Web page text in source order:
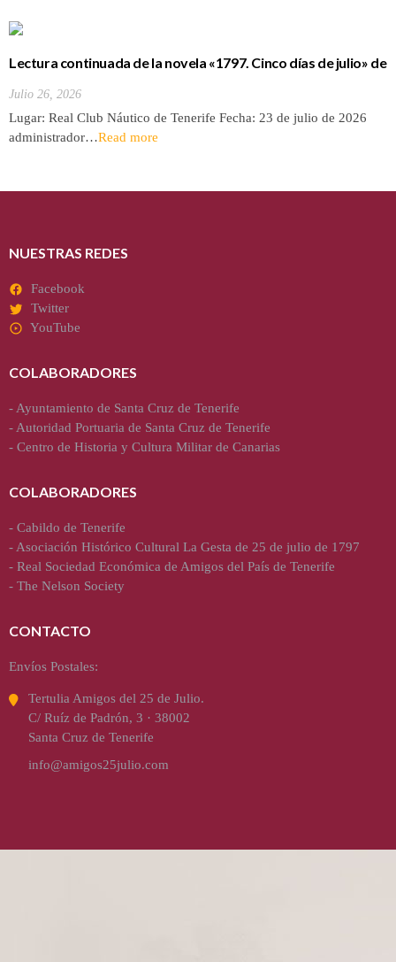
Lectura continuada de la novela «1797. Cinco días de julio» de
Julio 26, 2026
Lugar: Real Club Náutico de Tenerife Fecha: 23 de julio de 2026
administrador…Read more
NUESTRAS REDES
Facebook
Twitter
YouTube
COLABORADORES
- Ayuntamiento de Santa Cruz de Tenerife
- Autoridad Portuaria de Santa Cruz de Tenerife
- Centro de Historia y Cultura Militar de Canarias
COLABORADORES
- Cabildo de Tenerife
- Asociación Histórico Cultural La Gesta de 25 de julio de 1797
- Real Sociedad Económica de Amigos del País de Tenerife
- The Nelson Society
CONTACTO
Envíos Postales:
Tertulia Amigos del 25 de Julio.
C/ Ruíz de Padrón, 3 · 38002
Santa Cruz de Tenerife
info@amigos25julio.com